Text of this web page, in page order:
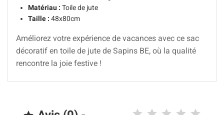
Matériau : Toile de jute
Taille : 48x80cm
Améliorez votre expérience de vacances avec ce sac
décoratif en toile de jute de Sapins BE, où la qualité
rencontre la joie festive !